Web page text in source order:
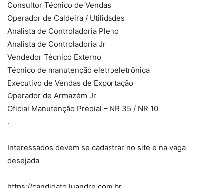
Consultor Técnico de Vendas
Operador de Caldeira / Utilidades
Analista de Controladoria Pleno
Analista de Controladoria Jr
Vendedor Técnico Externo
Técnico de manutenção eletroeletrônica
Executivo de Vendas de Exportação
Operador de Armazém Jr
Oficial Manutenção Predial – NR 35 / NR 10
.
Interessados devem se cadastrar no site e na vaga
desejada